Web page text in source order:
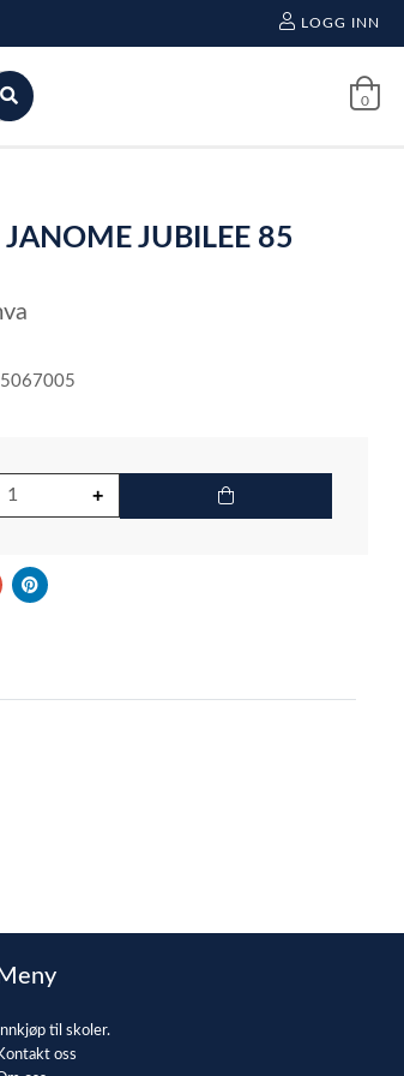
LOGG INN
0
JANOME JUBILEE 85
Meny
Innkjøp til skoler.
oss